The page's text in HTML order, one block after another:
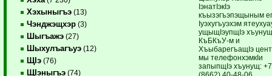
Хэхыныгъэ (13)
Чэнджэщхэр (3)
Шыгъажэ (27)
Шыхулъагъуэ (12)
ЩIэ (76)
ЩIэныгъэ (74)
IэнатIэкIэ
къызэгъэпэщыным
Iуэхугъуэхэм
ущыщIэупщIэ
КъБКъУ-м и
ХъыбарегъащIэ
мы телефонхэмкIи
запыпщIэ хъунущ: +7